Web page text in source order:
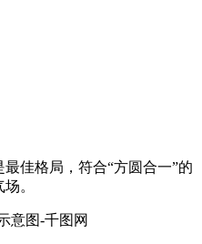
佳格局，符合“方圆合一”的
。